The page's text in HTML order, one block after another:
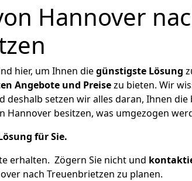
Hannover
hier, um Ihnen diegünstigste Lösung
Angebote und Preisezu bieten. Wir
setzen wir alles daran, Ihnen die
Hannover besitzen, was umgezogen
für Sie.
erhalten. Zögern Sie nicht und
nach Treuenbrietzen zu planen.